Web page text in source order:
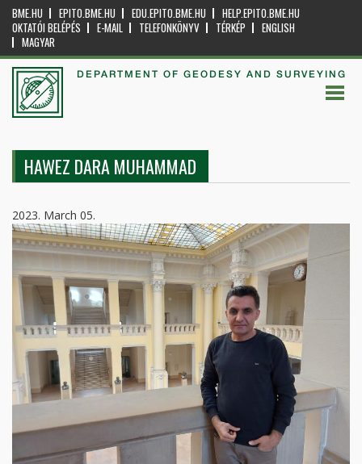
BME.HU EPITO.BME.HU EDU.EPITO.BME.HU
HELP.EPITO.BME.HU
OKTATÓI BELÉPÉS
E-MAIL TELEFONKÖNYV TÉRKÉP
ENGLISH
MAGYAR
DEPARTMENT OF GEODESY AND SURVEYING
HAWEZ DARA MUHAMMAD
2023. March 05.